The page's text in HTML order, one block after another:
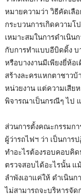
หมายความว่า วิธีคัดเลื
กระบวนการเกิดความโ
เหมาะสมในการดำเนิน
กับการทำแบบอีบิดดิ้ง บ
หรือบางงานมีเพียงยี่ห้อ
สร้างละครแหกตาชาวบ้
หน่วยงาน แต่ความเสีย
พิจารณาเป็นกรณีๆ ไป
ส่วนการตั้งคณะกรรมก
ผู้ว่ารถไฟฯ ว่า เป็นการ
ทำอะไรต้องรอบคอบคิ
ตรวจสอบได้อะไรนั้น แ
ลำพังเอาแค่ให้ ดำเนิน
ไม่สามารถจะบริหารจัด